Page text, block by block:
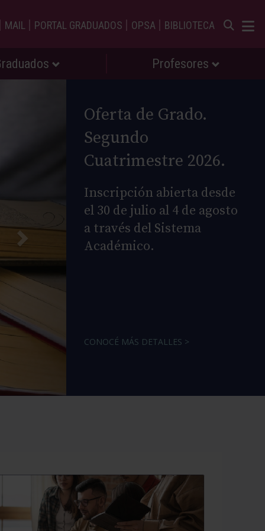
| MAIL | PORTAL GRADUADOS | OPSA | BIBLIOTECA
Profesores
Oferta de Grado.
Segundo
Cuatrimestre 2026.
Inscripción abierta desde
el 30 de julio al 4 de agosto
a través del Sistema
Académico.
CONOCÉ MÁS DETALLES >